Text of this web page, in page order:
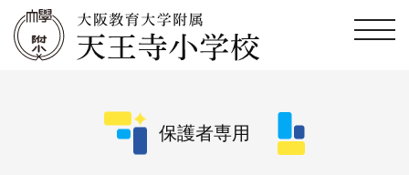
保護者専用